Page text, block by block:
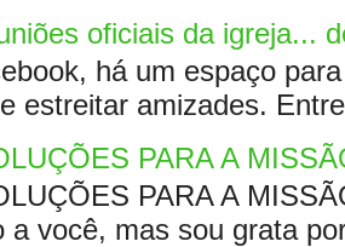
oficiais da igreja...
há um espaço
estreitar amizades.
PARA A
PARA A
a você, mas sou grata